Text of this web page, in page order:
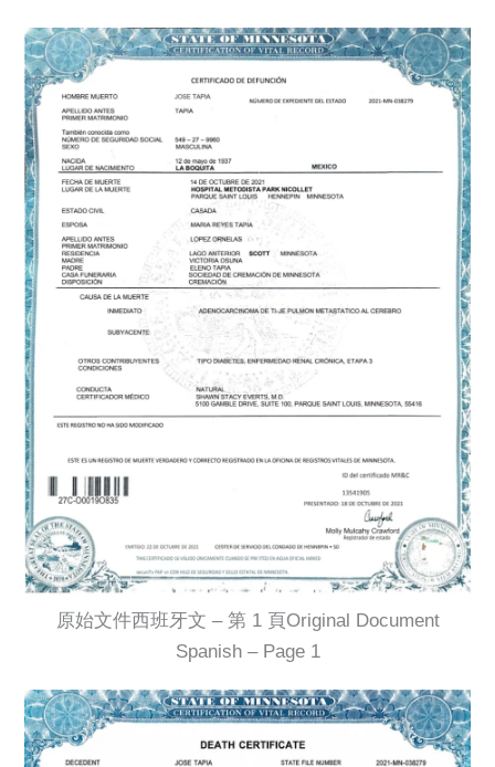
原始文件西班牙文 – 第 1 頁Original Document
Spanish – Page 1